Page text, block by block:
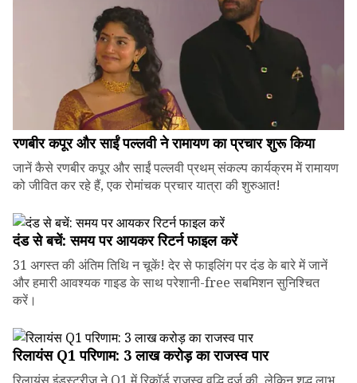
रणबीर कपूर और साईं पल्लवी ने रामायण का प्रचार शुरू किया
जानें कैसे रणबीर कपूर और साईं पल्लवी प्रथम् संकल्प कार्यक्रम में रामायण
को जीवित कर रहे हैं, एक रोमांचक प्रचार यात्रा की शुरुआत!
दंड से बचें: समय पर आयकर रिटर्न फाइल करें
31 अगस्त की अंतिम तिथि न चूकें! देर से फाइलिंग पर दंड के बारे में जानें
और हमारी आवश्यक गाइड के साथ परेशानी-free सबमिशन सुनिश्चित
करें।
रिलायंस Q1 परिणाम: ₹3 लाख करोड़ का राजस्व पार